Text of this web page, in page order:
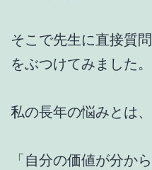
そこで先生に直接質
をぶつけてみました。
私の長年の悩みとは、
「自分の価値が分から